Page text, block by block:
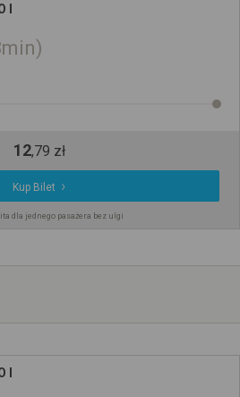
I
12,79 zł
Kup Bilet
dla jednego pasażera bez ulgi
I